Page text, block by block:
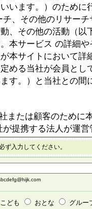
います。）のために
チ、その他のリサー
、その他の活動（以
本サービス の詳細
本サイトにおいて詳
める当社が会員とし
す。）と当社との間
または顧客のために
提携する法人が運
ます。）上に本サー
ト調査に回答する
分析その他の利用を
スは、それぞれの目
を行うこともあり、
ビスの依頼をすると
ず入力してください。
こども おとな グルー